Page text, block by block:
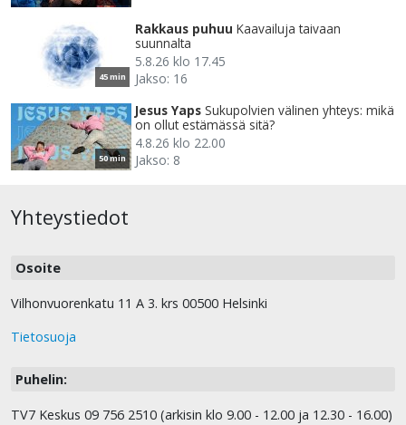
45 min
Rakkaus puhuu Kaavailuja taivaan
suunnalta
5.8.26 klo 17.45
Jakso: 16
50 min
Jesus Yaps Sukupolvien välinen yhteys: mikä
on ollut estämässä sitä?
4.8.26 klo 22.00
Jakso: 8
Yhteystiedot
Osoite
Vilhonvuorenkatu 11 A 3. krs 00500 Helsinki
Tietosuoja
Puhelin:
TV7 Keskus 09 756 2510 (arkisin klo 9.00 - 12.00 ja 12.30 - 16.00)